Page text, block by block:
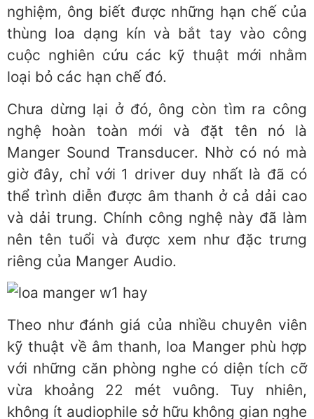
nghiệm, ông biết được những hạn chế của
thùng loa dạng kín và bắt tay vào công
cuộc nghiên cứu các kỹ thuật mới nhằm
loại bỏ các hạn chế đó.
Chưa dừng lại ở đó, ông còn tìm ra công
nghệ hoàn toàn mới và đặt tên nó là
Manger Sound Transducer. Nhờ có nó mà
giờ đây, chỉ với 1 driver duy nhất là đã có
thể trình diễn được âm thanh ở cả dải cao
và dải trung. Chính công nghệ này đã làm
nên tên tuổi và được xem như đặc trưng
riêng của Manger Audio.
Theo như đánh giá của nhiều chuyên viên
kỹ thuật về âm thanh, loa Manger phù hợp
với những căn phòng nghe có diện tích cỡ
vừa khoảng 22 mét vuông. Tuy nhiên,
không ít audiophile sở hữu không gian nghe